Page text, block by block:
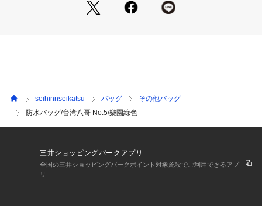
seihinnseikatsu バッグ
その他バッグ
防水バッグ/台湾八哥 No.5/樂園綠色
三井ショッピングパークアプリ
全国の三井ショッピングパークポイント対象施設でご利用できるアプ
リ